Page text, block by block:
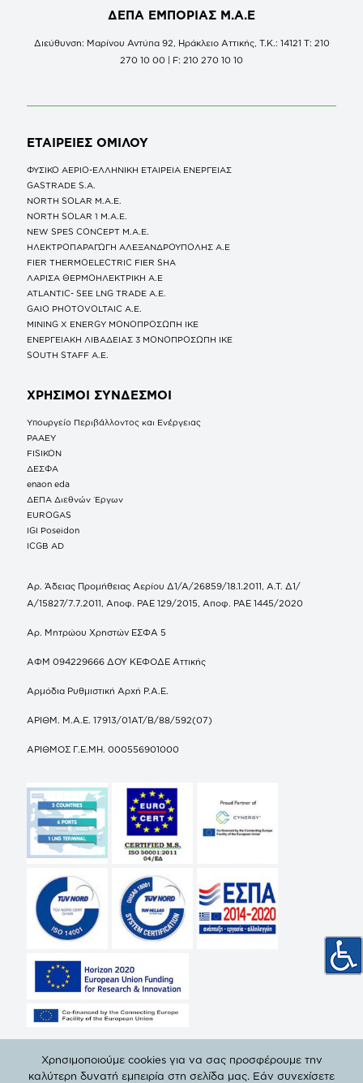
ΔΕΠΑ ΕΜΠΟΡΙΑΣ Μ.Α.Ε
Διεύθυνση: Μαρίνου Αντύπα 92, Ηράκλειο Αττικής, Τ.Κ.: 14121 Τ: 210
270 10 00 | F: 210 270 10 10
ΕΤΑΙΡΕΙΕΣ ΟΜΙΛΟΥ
ΦΥΣΙΚΟ ΑΕΡΙΟ-ΕΛΛΗΝΙΚΗ ΕΤΑΙΡΕΙΑ ΕΝΕΡΓΕΙΑΣ
GASTRADE S.A.
NORTH SOLAR M.Α.Ε.
NORTH SOLAR 1 M.Α.Ε.
NEW SPES CONCEPT Μ.Α.Ε.
ΗΛΕΚΤΡΟΠΑΡΑΓΩΓΗ ΑΛΕΞΑΝΔΡΟΥΠΟΛΗΣ A.E
FIER THERMOELECTRIC FIER SHA
ΛΑΡΙΣΑ ΘΕΡΜΟΗΛΕΚΤΡΙΚΗ A.E
ATLANTIC- SEE LNG TRADE A.E.
GAIO PHOTOVOLTAIC Α.Ε.
MINING X ENERGY ΜΟΝΟΠΡΟΣΩΠΗ ΙΚΕ
ΕΝΕΡΓΕΙΑΚΗ ΛΙΒΑΔΕΙΑΣ 3 ΜΟΝΟΠΡΟΣΩΠΗ ΙΚΕ
SOUTH STAFF Α.Ε.
ΧΡΗΣΙΜΟΙ ΣΥΝΔΕΣΜΟΙ
Υπουργείο Περιβάλλοντος και Ενέργειας
ΡΑΑΕΥ
FISIKON
ΔΕΣΦΑ
enaon eda
ΔΕΠΑ Διεθνών Έργων
EUROGAS
IGI Poseidon
ICGB AD
Αρ. Άδειας Προμήθειας Αερίου Δ1/Α/26859/18.1.2011, Α.Τ. Δ1/
Α/15827/7.7.2011, Αποφ. ΡΑΕ 129/2015, Αποφ. ΡΑΕ 1445/2020
Αρ. Μητρώου Χρηστών ΕΣΦΑ 5
ΑΦΜ 094229666 ΔΟΥ ΚΕΦΟΔΕ Αττικής
Αρμόδια Ρυθμιστική Αρχή Ρ.Α.Ε.
ΑΡΙΘΜ. Μ.Α.Ε. 17913/01ΑΤ/Β/88/592(07)
ΑΡΙΘΜΟΣ Γ.Ε.ΜΗ. 000556901000
Χρησιμοποιούμε cookies για να σας προσφέρουμε την
καλύτερη δυνατή εμπειρία στη σελίδα μας. Εάν συνεχίσετε